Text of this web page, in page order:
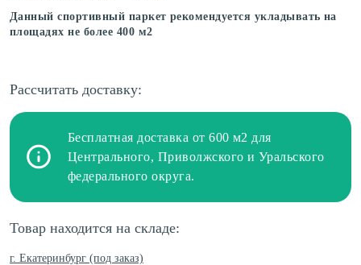
Данный спортивный паркет рекомендуется укладывать на
площадях не более 400 м2
Рассчитать доставку:
Бесплатная доставка от 600 м2 для
Центрального, Приволжского и Уральского
федерального округа.
Товар находится на складе:
г. Екатеринбург (под заказ)